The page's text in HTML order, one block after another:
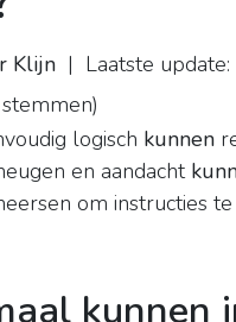
Klijn | Laatste
)
logisch kunnen
en aandacht
om instructies te
kunnen